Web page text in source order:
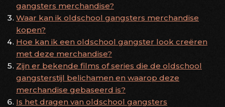
gangsters merchandise?
Waar kan ik oldschool gangsters merchandise
kopen?
Hoe kan ik een oldschool gangster look creëren
met deze merchandise?
Zijn er bekende films of series die de oldschool
gangsterstijl belichamen en waarop deze
merchandise gebaseerd is?
Is het dragen van oldschool gangsters